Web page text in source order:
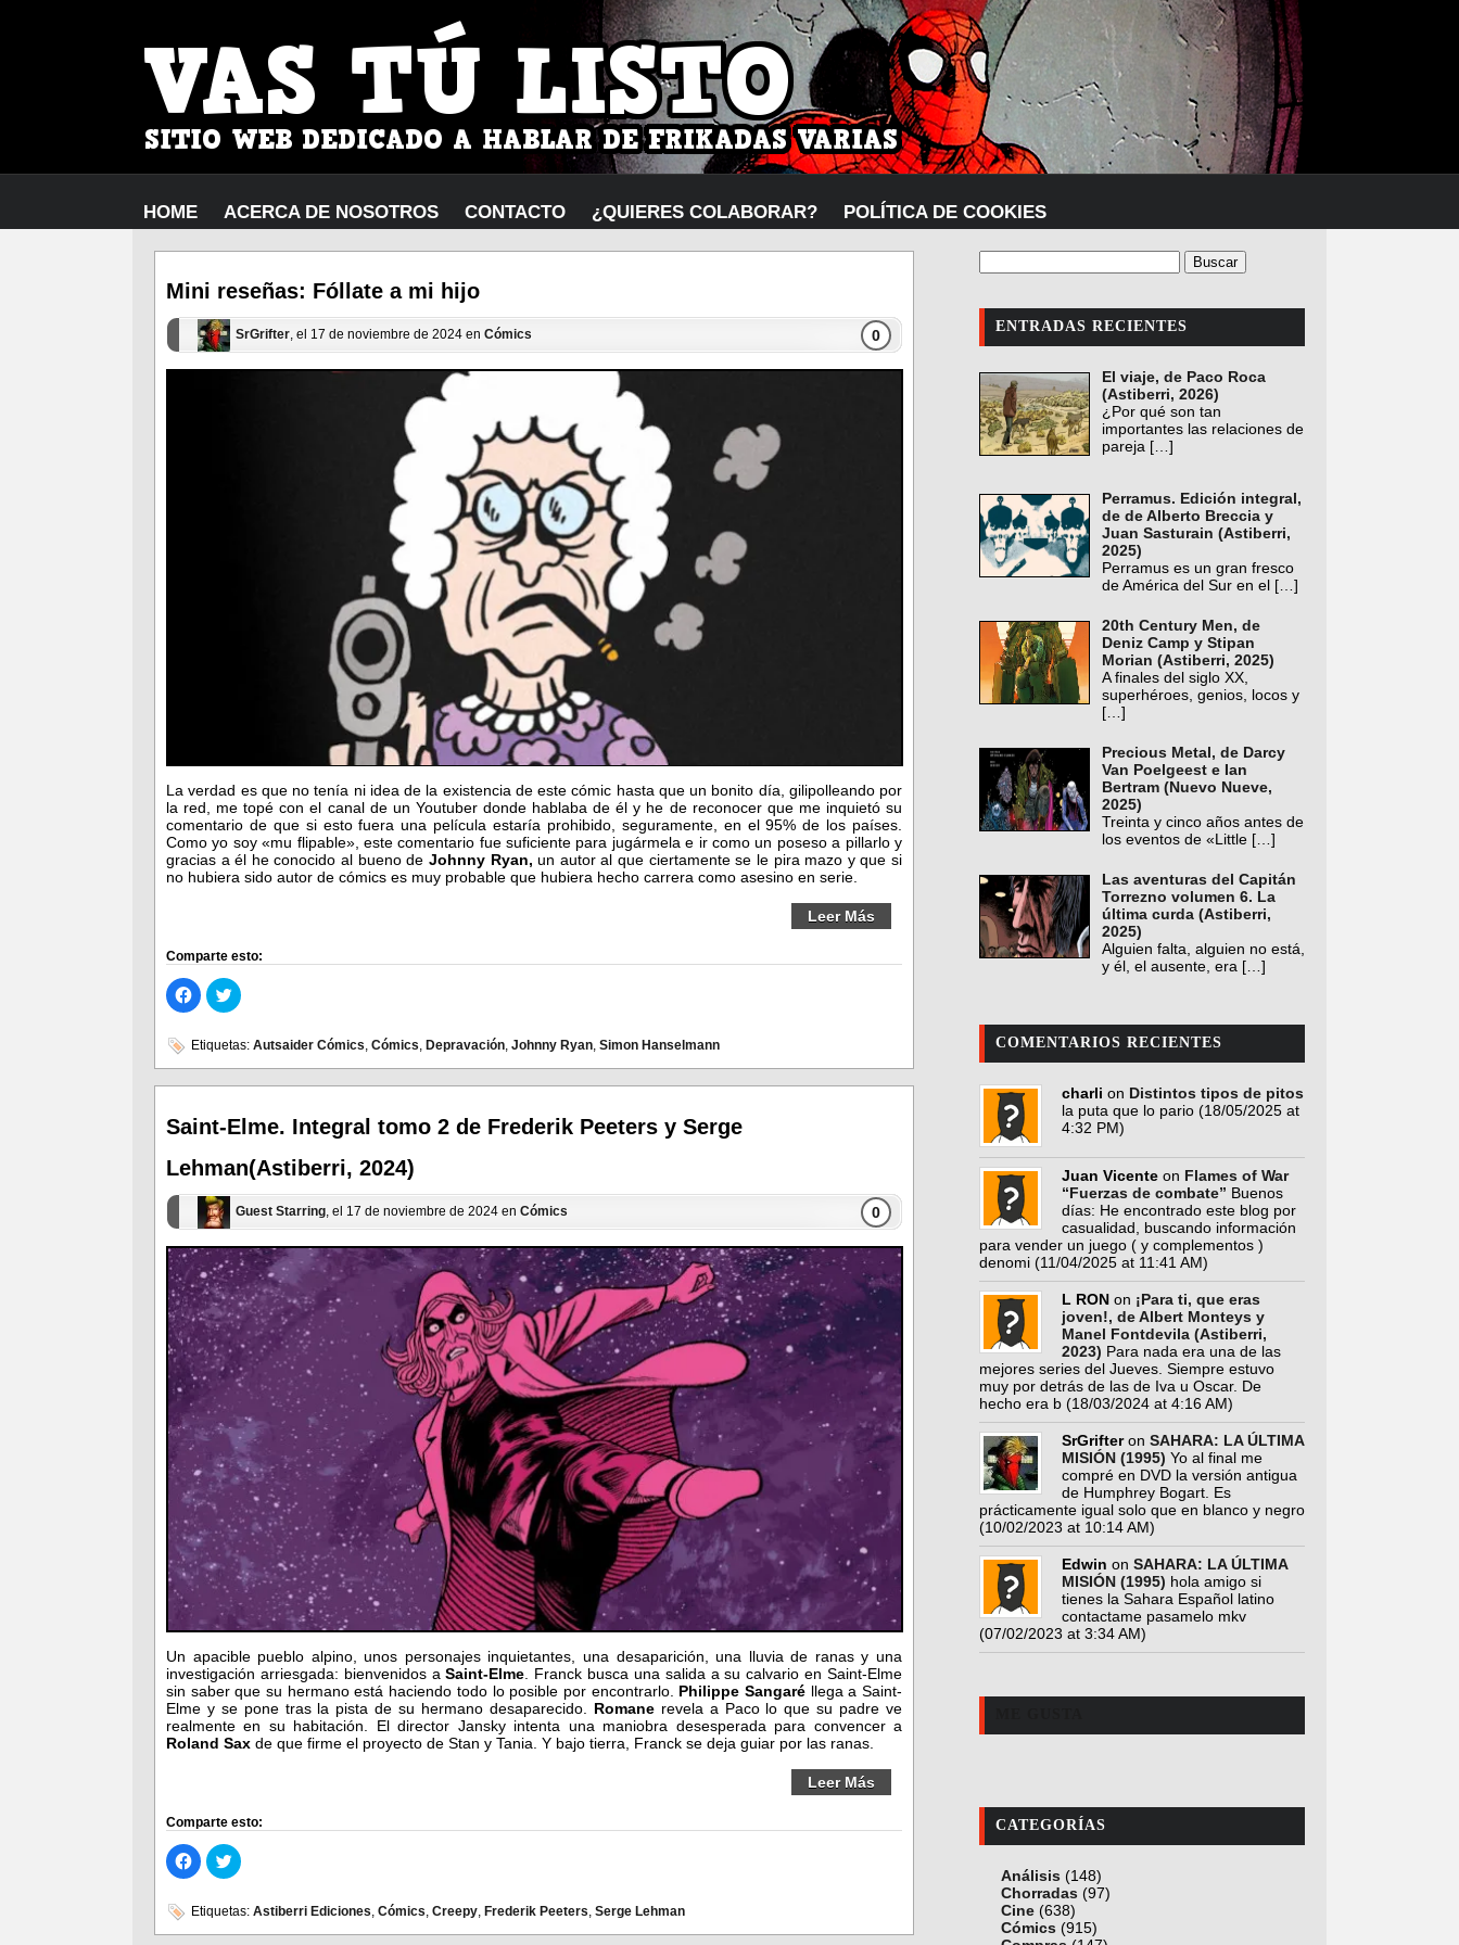
HOME ACERCA DE NOSOTROS CONTACTO ¿QUIERES COLABORAR? POLÍTICA DE COOKIES
Mini reseñas: Fóllate a mi hijo
SrGrifter, el 17 de noviembre de 2024 en Cómics 0
La verdad es que no tenía ni idea de la existencia de este cómic hasta que un bonito día, gilipolleando por
la red, me topé con el canal de un Youtuber donde hablaba de él y he de reconocer que me inquietó su
comentario de que si esto fuera una película estaría prohibido, seguramente, en el 95% de los países.
Como yo soy «mu flipable», este comentario fue suficiente para jugármela e ir como un poseso a pillarlo y
gracias a él he conocido al bueno de Johnny Ryan, un autor al que ciertamente se le pira mazo y que si
no hubiera sido autor de cómics es muy probable que hubiera hecho carrera como asesino en serie.
Leer Más
Comparte esto:
Haz
clic
para
en
Facebook
(Se
abre
ventana
nueva)
Haz
clic
en
(Se
abre
ventana
nueva)
Etiquetas: Autsaider Cómics, Cómics, Depravación, Johnny Ryan, Simon Hanselmann
Saint-Elme. Integral tomo 2 de Frederik Peeters y Serge
Lehman(Astiberri, 2024)
Guest Starring, el 17 de noviembre de 2024 en Cómics 0
Un apacible pueblo alpino, unos personajes inquietantes, una desaparición, una lluvia de ranas y una
investigación arriesgada: bienvenidos aSaint-Elme . Franck busca una salida a su calvario en Saint-Elme
sin saber que su hermano está haciendo todo lo posible por encontrarlo. Philippe Sangaré llega a Saint-
Elme y se pone tras la pista de su hermano desaparecido. Romane revela a Paco lo que su padre ve
realmente en su habitación. El director Jansky intenta una maniobra desesperada para convencer a
Roland Sax de que firme el proyecto de Stan y Tania. Y bajo tierra, Franck se deja guiar por las ranas.
Leer Más
Comparte esto:
Haz
clic
para
en
Facebook
(Se
Haz
clic
en
(Se
Etiquetas: Astiberri Ediciones, Cómics, Creepy, Frederik Peeters, Serge Lehman
ENTRADAS RECIENTES
El viaje, de Paco Roca
(Astiberri, 2026)
¿Por qué son tan
importantes las relaciones de
pareja […]
Perramus. Edición integral,
de de Alberto Breccia y
Juan Sasturain (Astiberri,
2025)
Perramus es un gran fresco
de América del Sur en el […]
20th Century Men, de
Deniz Camp y Stipan
Morian (Astiberri, 2025)
A finales del siglo XX,
superhéroes, genios, locos y
[…]
Precious Metal, de Darcy
Van Poelgeest e Ian
Bertram (Nuevo Nueve,
2025)
Treinta y cinco años antes de
los eventos de «Little […]
Las aventuras del Capitán
Torrezno volumen 6. La
última curda (Astiberri,
2025)
Alguien falta, alguien no está,
y él, el ausente, era […]
COMENTARIOS RECIENTES
charli on Distintos tipos de pitos
la puta que lo pario (18/05/2025 at
4:32 PM)
Juan Vicente on Flames of War
“Fuerzas de combate” Buenos
días: He encontrado este blog por
casualidad, buscando información
para vender un juego ( y complementos )
denomi (11/04/2025 at 11:41 AM)
L RON on ¡Para ti, que eras
joven!, de Albert Monteys y
Manel Fontdevila (Astiberri,
2023) Para nada era una de las
mejores series del Jueves. Siempre estuvo
muy por detrás de las de Iva u Oscar. De
hecho era b (18/03/2024 at 4:16 AM)
SrGrifteron SAHARA: LA ÚLTIMA
MISIÓN (1995) Yo al final me
compré en DVD la versión antigua
de Humphrey Bogart. Es
prácticamente igual solo que en blanco y negro
(10/02/2023 at 10:14 AM)
Edwin on SAHARA: LA ÚLTIMA
MISIÓN (1995) hola amigo si
tienes la Sahara Español latino
contactame pasamelo mkv
(07/02/2023 at 3:34 AM)
CATEGORÍAS
Análisis (148)
Chorradas (97)
Cine (638)
Cómics (915)